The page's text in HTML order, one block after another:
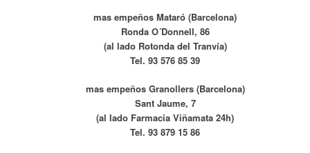
mas empeños Mataró (Barcelona)
Ronda O´Donnell, 86
(al lado Rotonda del Tranvía)
Tel. 93 576 85 39
mas empeños Granollers (Barcelona)
Sant Jaume, 7
(al lado Farmacia Viñamata 24h)
Tel. 93 879 15 86